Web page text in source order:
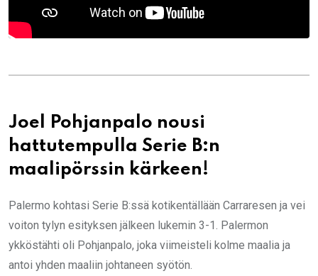
Joel Pohjanpalo nousi
hattutempulla Serie B:n
maalipörssin kärkeen!
Palermo kohtasi Serie B:ssä kotikentällään Carraresen ja vei
voiton tylyn esityksen jälkeen lukemin 3-1. Palermon
ykköstähti oli Pohjanpalo, joka viimeisteli kolme maalia ja
antoi yhden maaliin johtaneen syötön.